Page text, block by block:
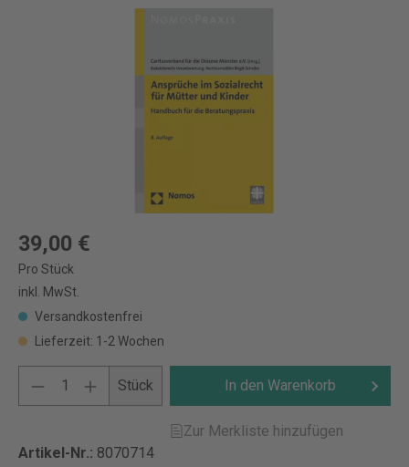
39,00 €
Pro Stück
inkl. MwSt.
Versandkostenfrei
Lieferzeit: 1-2 Wochen
Stück In den Warenkorb
Zur Merkliste hinzufügen
Artikel-Nr.: 8070714